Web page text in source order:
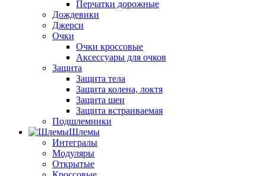
Перчатки дорожные
Дождевики
Джерси
Очки
Очки кроссовые
Аксессуары для очков
Защита
Защита тела
Защита колена, локтя
Защита шеи
Защита встраиваемая
Подшлемники
Шлемы
Интегралы
Модуляры
Открытые